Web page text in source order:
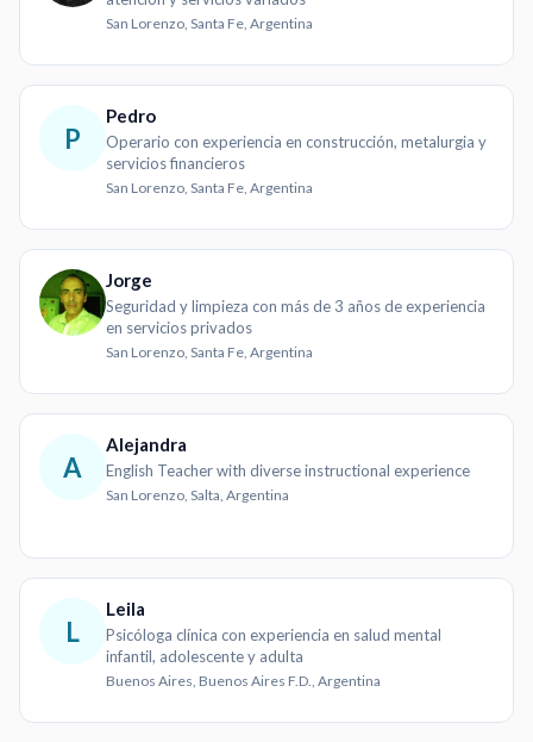
San Lorenzo, Santa Fe, Argentina
P
Pedro
Operario con experiencia en construcción, metalurgia y
servicios financieros
San Lorenzo, Santa Fe, Argentina
Jorge
Seguridad y limpieza con más de 3 años de experiencia
en servicios privados
San Lorenzo, Santa Fe, Argentina
A
Alejandra
English Teacher with diverse instructional experience
San Lorenzo, Salta, Argentina
L
Leila
Psicóloga clínica con experiencia en salud mental
infantil, adolescente y adulta
Buenos Aires, Buenos Aires F.D., Argentina